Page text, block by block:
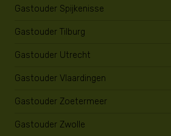
Gastouder Spijkenisse
Gastouder Tilburg
Gastouder Utrecht
Gastouder Vlaardingen
Gastouder Zoetermeer
Gastouder Zwolle